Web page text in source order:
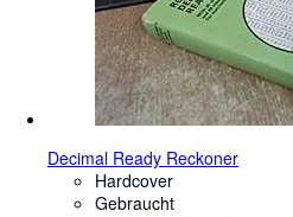
Decimal Ready Reckoner
Hardcover
Gebraucht